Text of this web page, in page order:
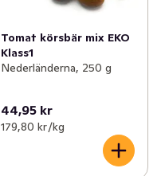
Tomat körsbär mix EKO
Klass1
Nederländerna, 250 g
44,95 kr
179,80 kr /kg